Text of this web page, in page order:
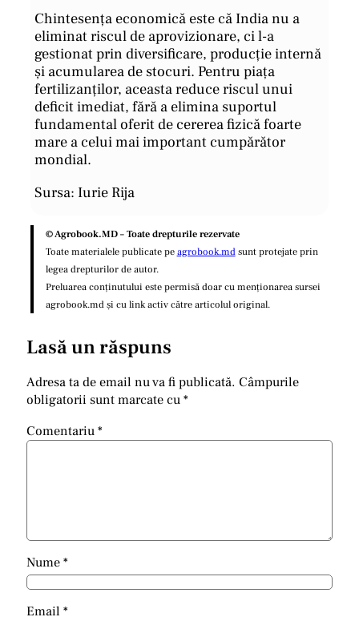
Chintesența economică este că India nu a
eliminat riscul de aprovizionare, ci l-a
gestionat prin diversificare, producție internă
și acumularea de stocuri. Pentru piața
fertilizanților, aceasta reduce riscul unui
deficit imediat, fără a elimina suportul
fundamental oferit de cererea fizică foarte
mare a celui mai important cumpărător
mondial.
Sursa: Iurie Rija
© Agrobook.MD – Toate drepturile rezervate
Toate materialele publicate peagrobook.mdsunt protejate prin
legea drepturilor de autor.
Preluarea conținutului este permisă doar cu menționarea sursei
agrobook.md și cu link activ către articolul original.
Lasă un răspuns
Adresa ta de email nu va fi publicată. Câmpurile
obligatorii sunt marcate cu*
Comentariu*
Nume*
Email *